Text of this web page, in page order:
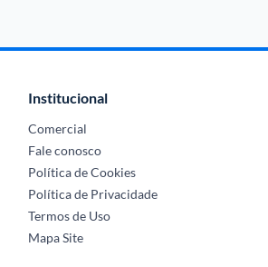
Institucional
Comercial
Fale conosco
Política de Cookies
Política de Privacidade
Termos de Uso
Mapa Site